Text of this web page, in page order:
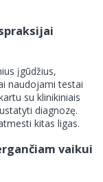
įgūdžius,
naudojami testai
su klinikiniais
diagnozę.
kitas ligas.
vaikui